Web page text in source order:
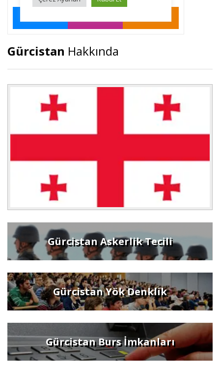
Gürcistan Hakkında
Gürcistan Askerlik Tecili
Gürcistan Yök Denklik
Gürcistan Burs İmkanları